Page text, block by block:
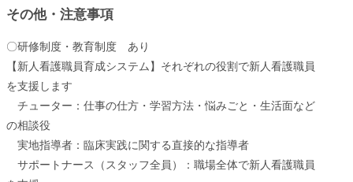
その他・注意事項
〇研修制度・教育制度 あり
【新人看護職員育成システム】それぞれの役割で新人看護職員
を支援します
チューター：仕事の仕方・学習方法・悩みごと・生活面など
の相談役
実地指導者：臨床実践に関する直接的な指導者
サポートナース（スタッフ全員）：職場全体で新人看護職員